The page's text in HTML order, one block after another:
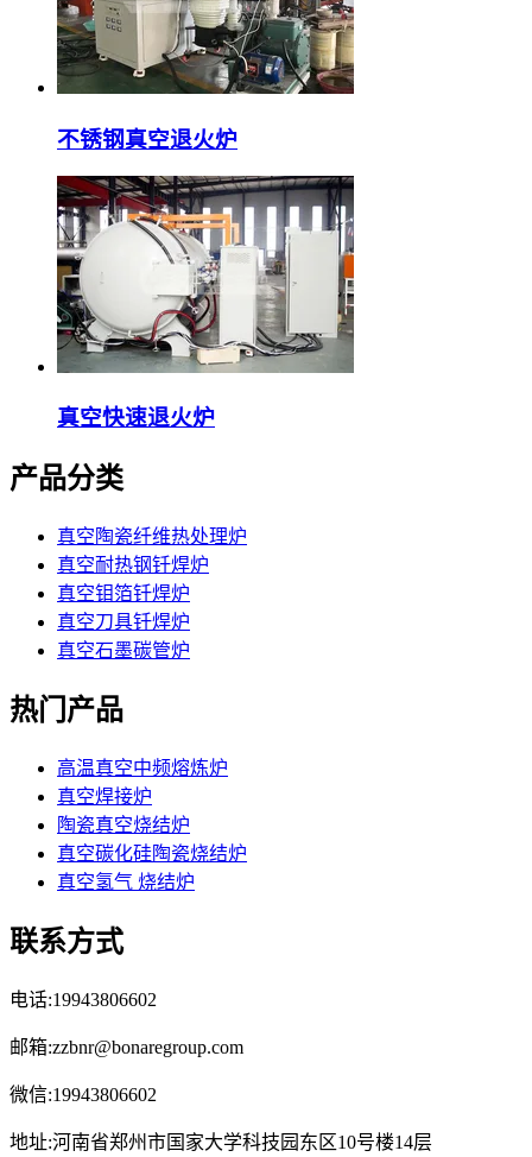
不锈钢真空退火炉
真空快速退火炉
产品分类
真空陶瓷纤维热处理炉
真空耐热钢钎焊炉
真空钼箔钎焊炉
真空刀具钎焊炉
真空石墨碳管炉
热门产品
高温真空中频熔炼炉
真空焊接炉
陶瓷真空烧结炉
真空碳化硅陶瓷烧结炉
真空氢气 烧结炉
联系方式
电话:19943806602
邮箱:zzbnr@bonaregroup.com
微信:19943806602
地址:河南省郑州市国家大学科技园东区10号楼14层